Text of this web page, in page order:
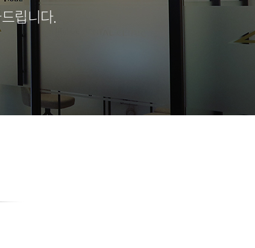
립니다.